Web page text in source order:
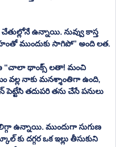
ఉన్నాయి. నువ్వు కాస్త
ముందుకు సాగిపో” అంది లత.
“చాలా థాంక్స్ లతా! మంచి
వల్ల నాకు మనశ్శాంతిగా ఉంది,
పెట్టేసి తదుపరి తను చేసే పనులు
ఉన్నాయి. ముందుగా సుగుణ
కు దగ్గర ఒక ఇల్లు తీసుకుని